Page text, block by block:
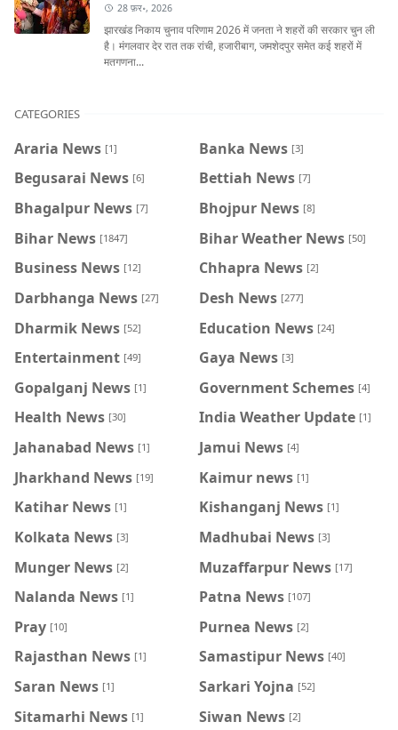
28 फ़र॰, 2026
झारखंड निकाय चुनाव परिणाम 2026 में जनता ने शहरों की सरकार चुन ली
है। मंगलवार देर रात तक रांची, हजारीबाग, जमशेदपुर समेत कई शहरों में
मतगणना...
CATEGORIES
Araria News [1] Banka News [3]
Begusarai News [6] Bettiah News [7]
Bhagalpur News [7] Bhojpur News [8]
Bihar News [1847] Bihar Weather News [50]
Business News [12] Chhapra News [2]
Darbhanga News [27] Desh News [277]
Dharmik News [52] Education News [24]
Entertainment [49] Gaya News [3]
Gopalganj News [1] Government Schemes [4]
Health News [30] India Weather Update [1]
Jahanabad News [1] Jamui News [4]
Jharkhand News [19] Kaimur news [1]
Katihar News [1] Kishanganj News [1]
Kolkata News [3] Madhubai News [3]
Munger News [2] Muzaffarpur News [17]
Nalanda News [1] Patna News [107]
Pray [10] Purnea News [2]
Rajasthan News [1] Samastipur News [40]
Saran News [1] Sarkari Yojna [52]
Sitamarhi News [1] Siwan News [2]